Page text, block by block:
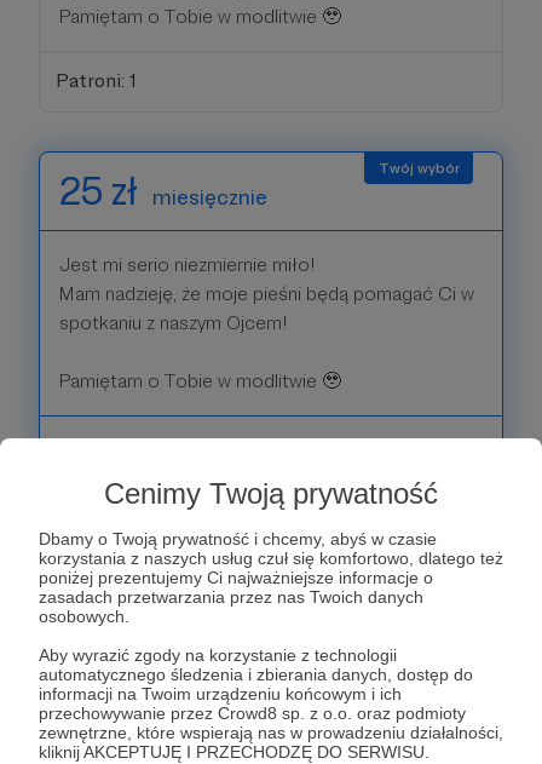
Cenimy Twoją prywatność
Dbamy o Twoją prywatność i chcemy, abyś w czasie
korzystania z naszych usług czuł się komfortowo, dlatego też
poniżej prezentujemy Ci najważniejsze informacje o
zasadach przetwarzania przez nas Twoich danych
osobowych.
Aby wyrazić zgody na korzystanie z technologii
automatycznego śledzenia i zbierania danych, dostęp do
informacji na Twoim urządzeniu końcowym i ich
przechowywanie przez Crowd8 sp. z o.o. oraz podmioty
zewnętrzne, które wspierają nas w prowadzeniu działalności,
kliknij AKCEPTUJĘ I PRZECHODZĘ DO SERWISU.
Pamiętam o Tobie w modlitwie 🥹
Patroni: 1
25 zł miesięcznie
Jest mi serio niezmiernie miło!
Mam nadzieję, że moje pieśni będą pomagać Ci w
spotkaniu z naszym Ojcem!
Pamiętam o Tobie w modlitwie 🥹
Patroni: 1
50 zł miesięcznie
Bez Ciebie byłoby mi znacznie trudniej.
Mam nadzieję, że moje pieśni będą pomagać Ci w
spotkaniu z naszym Ojcem!
Pamiętam o Tobie w modlitwie 🥹